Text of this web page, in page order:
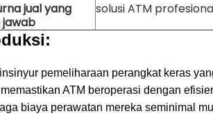
jual yang
solusi ATM
pemeliharaan perangkat keras
ATM beroperasi dengan
biaya perawatan mereka seminimal